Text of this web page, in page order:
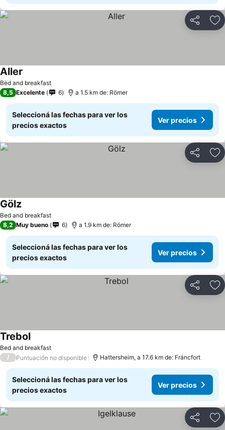
Compartir
Bed and breakfast
Aller
8,5 Excelente 6 a 1.5 km de: Römer
Seleccioná las fechas para ver los
precios exactos
Ver precios
Compartir
Bed and breakfast
GölzVer precios
8,2 Muy bueno 6 a 1.9 km de: Römer
Seleccioná las fechas para ver los
precios exactos
Ver precios
Compartir
Bed and breakfast
TrebolVer precios
/ Puntuación no disponible Hattersheim, a 17.6 km de: Fráncfort
Seleccioná las fechas para ver los
precios exactos
Ver precios
Compartir